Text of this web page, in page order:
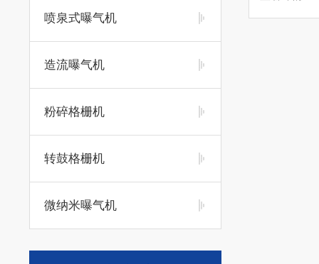
喷泉式曝气机
造流曝气机
粉碎格栅机
转鼓格栅机
微纳米曝气机